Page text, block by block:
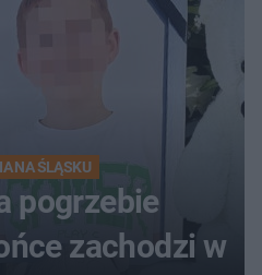
NA ŚLĄSKU
pogrzebie
zachodzi w